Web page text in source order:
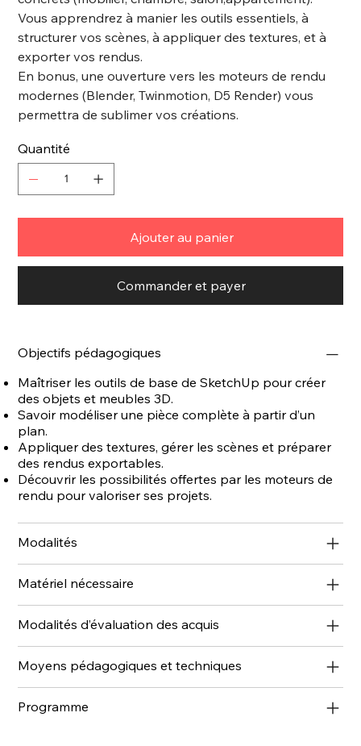
Vous apprendrez à manier les outils essentiels, à
structurer vos scènes, à appliquer des textures, et à
exporter vos rendus.
En bonus, une ouverture vers les moteurs de rendu
modernes (Blender, Twinmotion, D5 Render) vous
permettra de sublimer vos créations.
Quantité
Ajouter au panier
Commander et payer
Objectifs pédagogiques
Maîtriser les outils de base de SketchUp pour créer
des objets et meubles 3D.
Savoir modéliser une pièce complète à partir d’un
plan.
Appliquer des textures, gérer les scènes et préparer
des rendus exportables.
Découvrir les possibilités offertes par les moteurs de
rendu pour valoriser ses projets.
Modalités
Matériel nécessaire
Modalités d’évaluation des acquis
Moyens pédagogiques et techniques
Programme